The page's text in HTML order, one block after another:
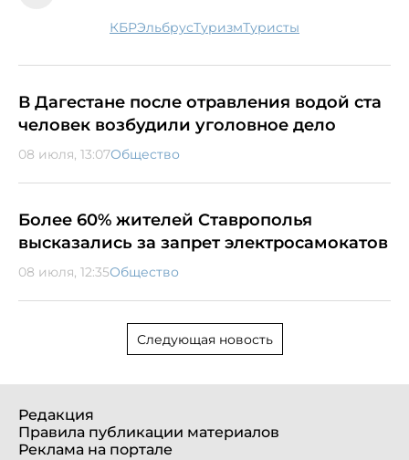
КБР Эльбрус туризм туристы
В Дагестане после отравления водой ста
человек возбудили уголовное дело
08 июля, 13:07Общество
Более 60% жителей Ставрополья
высказались за запрет электросамокатов
08 июля, 12:35Общество
Следующая новость
Редакция
Правила публикации материалов
Реклама на портале